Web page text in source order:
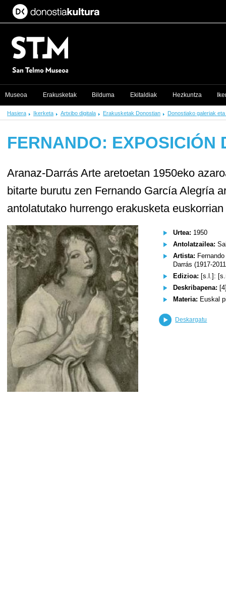
Hasiera Ikerketa Artxibo digitala Erakusketak Donostian Donostiako galeriak
FERNANDO: EXPOSICIÓN
Aranaz-Darrás Arte aretoetan 1950eko
bitarte burutu zen Fernando García Alegría
antolatutako hurrengo erakusketa
Urtea: 1950
Antolatzailea:
Artista:
Darrás (1917-
Edizioa: [s.l.]:
Deskribapena:
Materia: Euskal
Deskargatu
Museoa Erakusketak Bilduma Ekitaldiak Hezkuntza